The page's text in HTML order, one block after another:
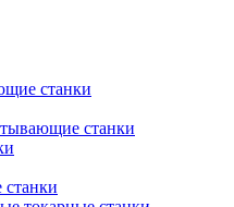
станки
станки